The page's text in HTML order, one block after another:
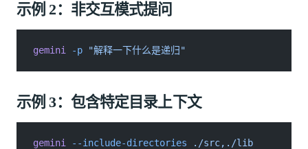
示例 2：非交互模式提问
gemini -p "解释一下什么是递归"
示例 3：包含特定目录上下文
gemini --include-directories ./src,./lib